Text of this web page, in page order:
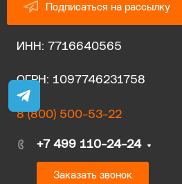
Подписаться на рассылку
ИНН: 7716640565
ОГРН: 1097746231758
8 (800) 500-53-22
+7 499 110-24-24
Заказать звонок